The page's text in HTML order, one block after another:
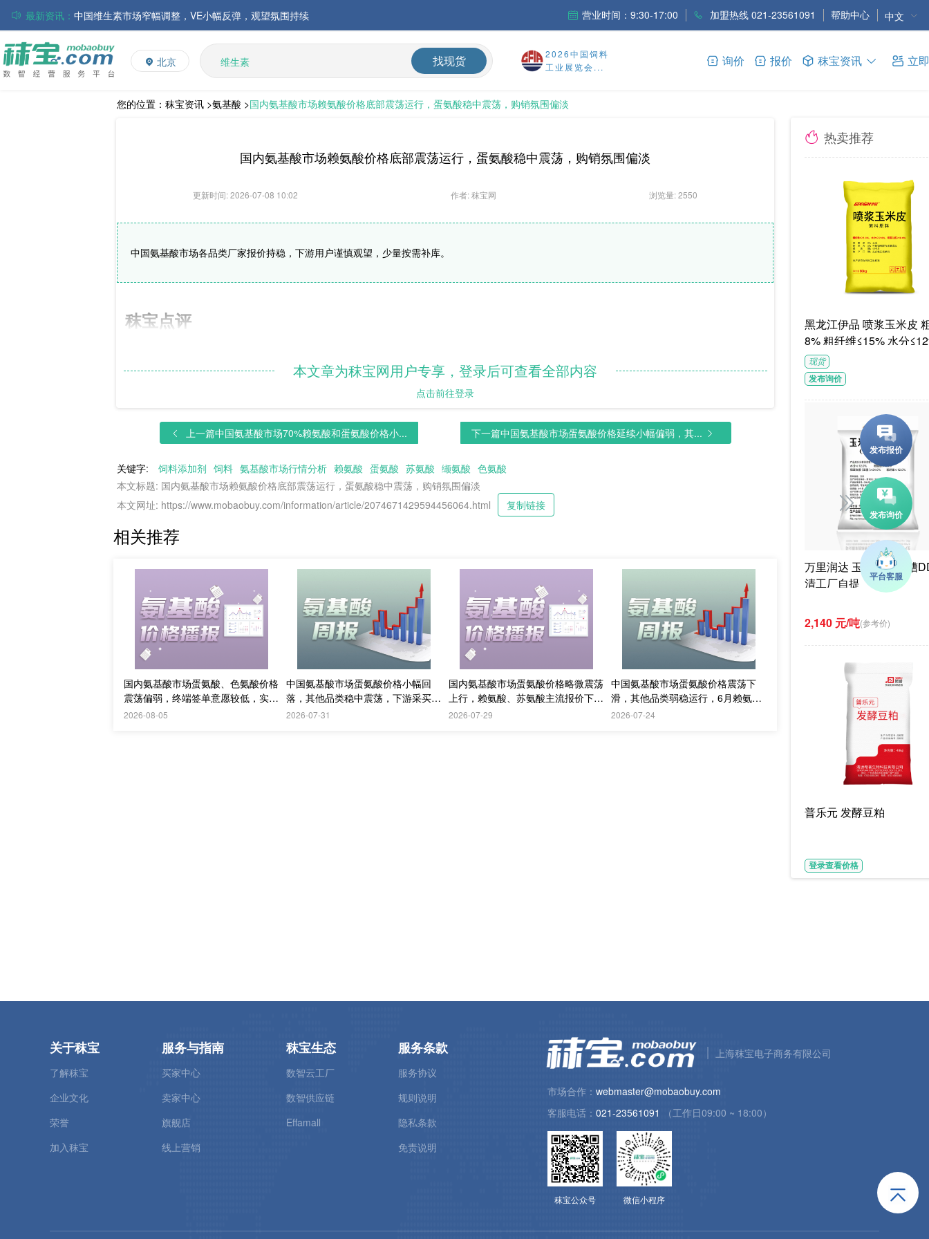
最新资讯： 中国维生素市场窄幅调整，VE小幅反弹，观望氛围持续
磷酸氢钙市场弱势盘整，小苏打价格维持稳定，乳清粉市场淡稳运行
累库压力与天气改善共振，豆粕期现价格承压回调
贸易商集中出货叠加替代施压，玉米市场弱势探底运行
「周秣杂谈353」炎热遮不住淡季中的市场严寒——蛋氨酸、维生素A和赖氨酸价格持续走弱陷困局
中国维生素市场窄幅整理，VE止跌反弹，VA、VD3承压；欧洲市场阴跌
营业时间：9:30-17:00 加盟热线 021-23561091 帮助中心 中文
北京
L-赖氨酸硫酸盐
多矿
维生素
饲料添加剂
找现货
2026中国饲料
工业展览会...
询价 报价 秣宝资讯 立
您的位置： 秣宝资讯 >氨基酸 >国内氨基酸市场赖氨酸价格底部震荡运行，蛋氨酸稳中震荡，购销氛围偏淡
国内氨基酸市场赖氨酸价格底部震荡运行，蛋氨酸稳中震荡，购销氛围偏淡
更新时间: 2026-07-08 10:02 作者: 秣宝网 浏览量: 2550
中国氨基酸市场各品类厂家报价持稳，下游用户谨慎观望，少量按需补库。
秣宝点评
中国氨基酸市场各品类厂家报价持稳，下游用户谨慎观望，少量按需补库。赖氨酸市场部分工厂检修，下游用户看空后市，维持刚
需补货，实际成交有限。蛋氨酸市场盘整运行，厂家报价坚挺，终端询单略有增多，刚需补库。苏氨酸市场偏弱运行，厂家出口报
色氨酸市场交投氛围弱势，终端需求清淡，实单议价成交。
中国市场氨基酸价格及市场
本文章为秣宝网用户专享，登录后可查看全部内容
点击前往登录
上一篇中国氨基酸市场70%赖氨酸和蛋氨酸价格小... 下一篇中国氨基酸市场蛋氨酸价格延续小幅偏弱，其...
关键字: 饲料添加剂 饲料 氨基酸市场行情分析 赖氨酸 蛋氨酸 苏氨酸 缬氨酸 色氨酸
本文标题: 国内氨基酸市场赖氨酸价格底部震荡运行，蛋氨酸稳中震荡，购销氛围偏淡
本文网址: https://www.mobaobuy.com/information/article/2074671429594456064.html
复制链接
相关推荐
国内氨基酸市场蛋氨酸、色氨酸价格
震荡偏弱，终端签单意愿较低，实单
议价成交
2026-08-05
中国氨基酸市场蛋氨酸价格小幅回
落，其他品类稳中震荡，下游采买需
求持续偏弱；欧洲采购情绪更加谨慎
2026-07-31
国内氨基酸市场蛋氨酸价格略微震荡
上行，赖氨酸、苏氨酸主流报价下
调，实际购销偏淡
2026-07-29
中国氨基酸市场蛋氨酸价格震荡下
滑，其他品类弱稳运行，6月赖氨
酸、苏氨酸出口量环比下降；欧洲市
2026-07-24
热卖推荐
黑龙江伊品 喷浆玉米皮 粗蛋白≥1
8% 粗纤维≤15% 水分
G/袋饲料级褐色或浅褐
体
现货
发布询价
万里润达 玉米干酒精糟
清工厂自提
2,140 元/吨(参考价)
普乐元 发酵豆粕
登录查看价格
关于秣宝
了解秣宝
企业文化
荣誉
加入秣宝
服务与指南
买家中心
卖家中心
旗舰店
线上营销
秣宝生态
数智云工厂
数智供应链
Effamall
服务条款
服务协议
规则说明
隐私条款
免责说明
上海秣宝电子商务有限公司
市场合作： webmaster@mobaobuy.com
客服电话： 021-23561091 （工作日09:00 ~ 18:00）
秣宝公众号 微信小程序